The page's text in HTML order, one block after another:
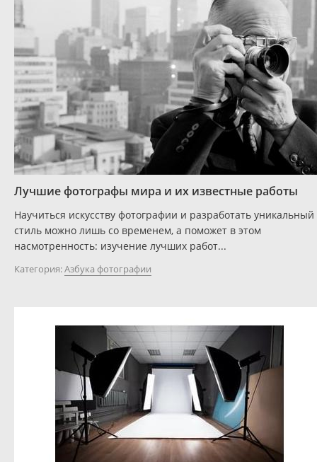
Лучшие фотографы мира и их известные работы
Научиться искусству фотографии и разработать уникальный
стиль можно лишь со временем, а поможет в этом
насмотренность: изучение лучших работ...
Категория:Азбука фотографии